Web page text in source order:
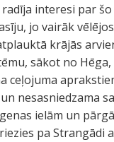
interesi par šo
jo vairāk
krājās
sākot no
ceļojuma
nesasniedzama
ielām un
pa Strangādi